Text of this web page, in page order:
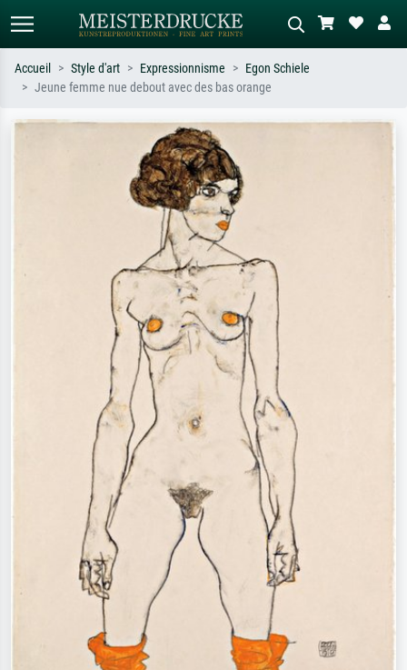
Recherchez par artiste, titre ou style –
ex. Monet, Nuit étoilée,
impressionnisme, vague de Hokusai,
Décrivez la scène – ex. prairie verte,
abstrait avec beaucoup de rouge,
tableau sombre, nu debout près d'un
Accueil Style d'art Expressionnisme
Egon Schiele
Jeune femme nue debout avec des bas orange